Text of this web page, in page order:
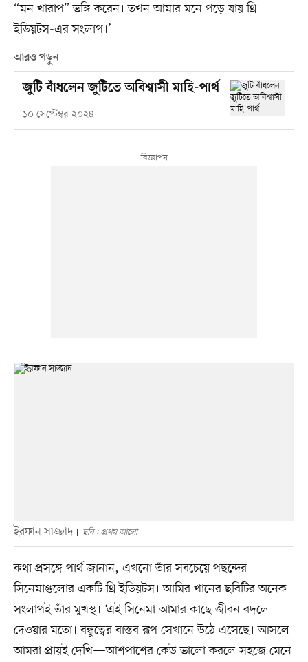
“মন খারাপ” ভঙ্গি করেন। তখন আমার মনে পড়ে যায় থ্রি
ইডিয়টস-এর সংলাপ।’
আরও পড়ুন
জুটি বাঁধলেন জুটিতে অবিশ্বাসী মাহি-পার্থ
১০ সেপ্টেম্বর ২০২৪
ইরফান সাজ্জাদ ছবি : প্রথম আলো
কথা প্রসঙ্গে পার্থ জানান, এখনো তাঁর সবচেয়ে পছন্দের
সিনেমাগুলোর একটি থ্রি ইডিয়টস। আমির খানের ছবিটির অনেক
সংলাপই তাঁর মুখস্থ। ‘এই সিনেমা আমার কাছে জীবন বদলে
দেওয়ার মতো। বন্ধুত্বের বাস্তব রূপ সেখানে উঠে এসেছে। আসলে
আমরা প্রায়ই দেখি—আশপাশের কেউ ভালো করলে সহজে মেনে